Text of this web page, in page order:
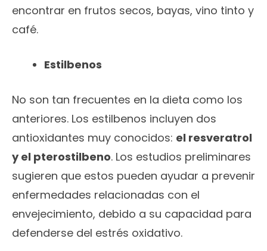
encontrar en frutos secos, bayas, vino tinto y
café.
Estilbenos
No son tan frecuentes en la dieta como los
anteriores. Los estilbenos incluyen dos
antioxidantes muy conocidos: el resveratrol
y el pterostilbeno. Los estudios preliminares
sugieren que estos pueden ayudar a prevenir
enfermedades relacionadas con el
envejecimiento, debido a su capacidad para
defenderse del estrés oxidativo.